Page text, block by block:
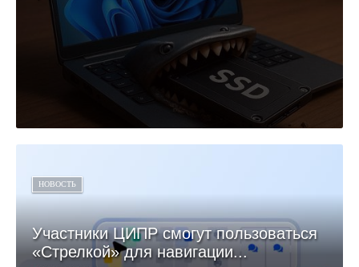
НОВОСТЬ
Участники ЦИПР смогут пользоваться
«Стрелкой» для навигации...